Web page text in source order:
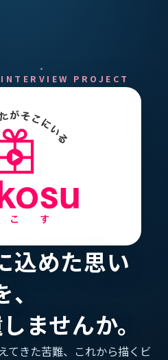
PROJECT
込めた思い
、
ませんか。
てきた苦難、これから描くビ